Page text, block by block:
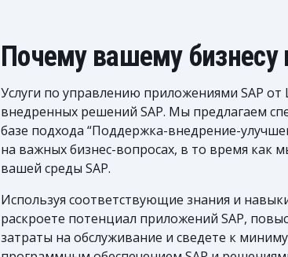
Почему вашему бизнесу
Услуги по управлению приложениями SAP
внедренных решений SAP. Мы предлагаем
базе подхода “Поддержка-внедрение-
на важных бизнес-вопросах, в то время как
вашей среды SAP.
Используя соответствующие знания и
раскроете потенциал приложений SAP,
затраты на обслуживание и сведете к